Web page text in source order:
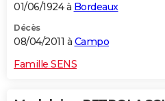
01/06/1924 à Bordeaux
Décès
08/04/2011 à Campo
Famille SENS